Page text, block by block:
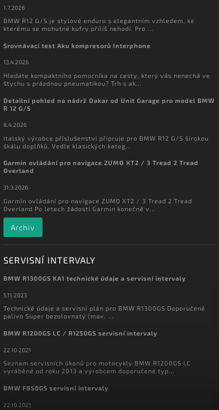
1.7.2026
BMW R12 G/S je stylové enduro s elegantním vzhledem, ke
kterému se mohutné kufry příliš nehodí. Pro ...
Srovnávací test Aku kompresorů Interphone
13.4.2026
Hledáte kompaktního pomocníka na cesty, který vás nenechá ve
štychu s prázdnou pneumatikou? Trh s ak...
Detailní pohled na nádrž Dakar od Unit Garage pro model BMW
R 12 G/S
8.4.2026
Italský výrobce příslušenství připruje pro BMW R12 G/S širokou
škálu doplňků. Vedle klasických kateg...
Garmin ovládání pro navigace ZUMO XT2 / 3 Tread 2 Tread
Overland
31.3.2026
Garmin ovládání pro navigace ZUMO XT2 / 3 Tread 2 Tread
Overland Po letech žádostí Garmin konečně v...
Archiv
SERVISNÍ INTERVALY
BMW R1300GS KA1 technické údaje a servisní intervaly
5.11.2023
Technické údaje a servisní plán pro BMW R1300GS Doporučené
palivo Super bezolovnatý (max. ...
BMW R1200GS LC / R1250GS servisní intervaly
22.10.2021
Seznam servisních úkonů pro motocykly BMW R1200GS LC
vyráběné od roku 2013 a výrobcem doporučené typ...
BMW F850GS servisní intervaly
22.10.2021